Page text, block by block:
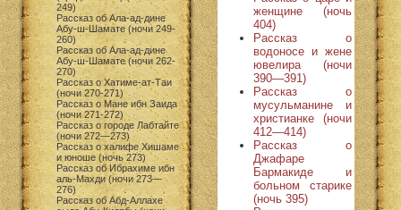
249)
Рассказ об Ала-ад-дине
Абу-ш-Шамате (ночи 249-
260)
Рассказ об Ала-ад-дине
Абу-ш-Шамате (ночи 262-
270)
Рассказ о Хатиме-ат-Таи
(ночи 270-271)
Рассказ о Мане ибн Заида
(ночи 271-272)
Рассказ о городе Лабтайте
(ночи 272—273)
Рассказ о халифе Хишаме
и юноше (ночь 273)
Рассказ об Ибрахиме ибн
аль-Махди (ночи 273—
276)
Рассказ об Абд-Аллахе
женщине (ночь
404)
Рассказ о
водоносе и жене
ювелира (ночи
390—391)
Рассказ о
мусульманине и
христианке (ночи
412—414)
Рассказ о
Джафаре
Бармакиде и
больном старике
(ночь 395)